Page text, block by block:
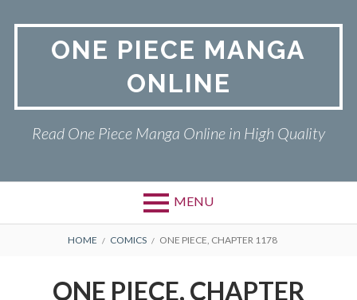
ONE PIECE MANGA
ONLINE
Read One Piece Manga Online in High Quality
MENU
Primary
ONE PIECE
BREADCRUMBS
HOME COMICS ONE PIECE, CHAPTER 1178
ONE PIECE, CHAPTER